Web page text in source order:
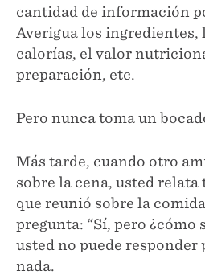
cantidad de información
Averigua los ingredientes,
calorías, el valor
preparación, etc.
Pero nunca toma un
Más tarde, cuando otro
sobre la cena, usted
que reunió sobre la
pregunta: “Sí, pero ¿cómo
usted no puede responder
nada.